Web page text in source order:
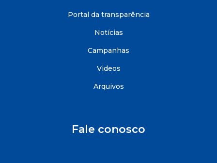
Portal da transparência
Notícias
Campanhas
Videos
Arquivos
Fale conosco